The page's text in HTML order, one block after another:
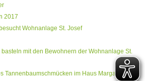
2017
Wohnanlage St. Josef
mit den Bewohnern der Wohnanlage St.
Tannenbaumschmücken im Haus Margarete